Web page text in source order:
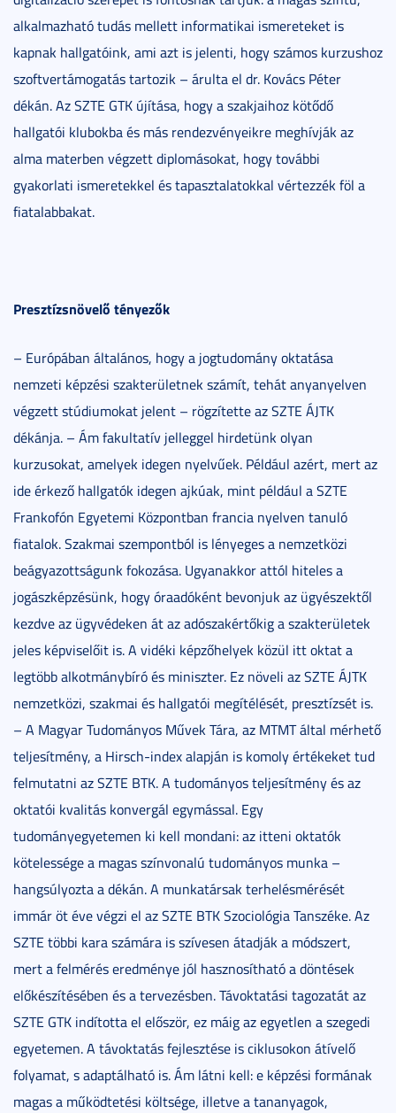
alkalmazható tudás mellett informatikai ismereteket is
kapnak hallgatóink, ami azt is jelenti, hogy számos kurzushoz
szoftvertámogatás tartozik – árulta el dr. Kovács Péter
dékán. Az SZTE GTK újítása, hogy a szakjaihoz kötődő
hallgatói klubokba és más rendezvényeikre meghívják az
alma materben végzett diplomásokat, hogy további
gyakorlati ismeretekkel és tapasztalatokkal vértezzék föl a
fiatalabbakat.
Presztízsnövelő tényezők
– Európában általános, hogy a jogtudomány oktatása
nemzeti képzési szakterületnek számít, tehát anyanyelven
végzett stúdiumokat jelent – rögzítette az SZTE ÁJTK
dékánja. – Ám fakultatív jelleggel hirdetünk olyan
kurzusokat, amelyek idegen nyelvűek. Például azért, mert az
ide érkező hallgatók idegen ajkúak, mint például a SZTE
Frankofón Egyetemi Központban francia nyelven tanuló
fiatalok. Szakmai szempontból is lényeges a nemzetközi
beágyazottságunk fokozása. Ugyanakkor attól hiteles a
jogászképzésünk, hogy óraadóként bevonjuk az ügyészektől
kezdve az ügyvédeken át az adószakértőkig a szakterületek
jeles képviselőit is. A vidéki képzőhelyek közül itt oktat a
legtöbb alkotmánybíró és miniszter. Ez növeli az SZTE ÁJTK
nemzetközi, szakmai és hallgatói megítélését, presztízsét is.
– A Magyar Tudományos Művek Tára, az MTMT által mérhető
teljesítmény, a Hirsch-index alapján is komoly értékeket tud
felmutatni az SZTE BTK. A tudományos teljesítmény és az
oktatói kvalitás konvergál egymással. Egy
tudományegyetemen ki kell mondani: az itteni oktatók
kötelessége a magas színvonalú tudományos munka –
hangsúlyozta a dékán. A munkatársak terhelésmérését
immár öt éve végzi el az SZTE BTK Szociológia Tanszéke. Az
SZTE többi kara számára is szívesen átadják a módszert,
mert a felmérés eredménye jól hasznosítható a döntések
előkészítésében és a tervezésben. Távoktatási tagozatát az
SZTE GTK indította el először, ez máig az egyetlen a szegedi
egyetemen. A távoktatás fejlesztése is ciklusokon átívelő
folyamat, s adaptálható is. Ám látni kell: e képzési formának
magas a működtetési költsége, illetve a tananyagok,